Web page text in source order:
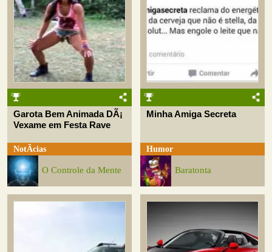
Garota Bem Animada DÃ¡
Vexame em Festa Rave
NotÃ­cias
O Controle da Mente
Minha Amiga Secreta
Humor
Baratonta